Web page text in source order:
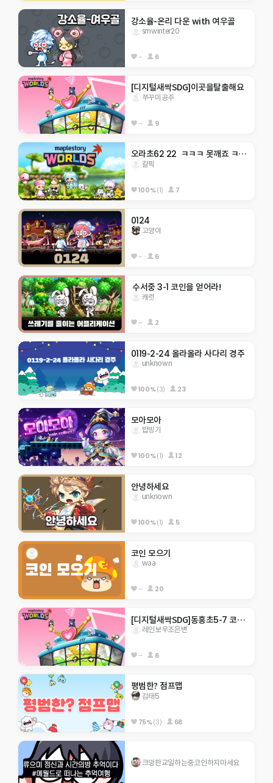
강소율-온리 다운 with 여우골
smwinter20
-- 6
[디지털새싹SDG]이곳을탈출해요
쭈꾸미공주
-- 9
오라초62 22  ㅋㅋㅋ 못깨죠 ㅋㅋㅋㅋㅋ
칼픽
100%(1) 7
0124
고양이
-- 6
수서중 3-1 코인을 얻어라!
캐럿
-- 2
0119-2-24 올라올라 사다리 경주
unknown
100%(3) 23
모아모아
밥빙기
100%(1) 12
안녕하세요
unknown
100%(1) 5
코인 모으기
waa
-- 20
[디지털새싹SDG]동홍초5-7 코인모으기!
레인보우조은변
-- 6
평범한? 점프맵
김태5
75%(3) 68
크앙판교일하는중코인하지마세요